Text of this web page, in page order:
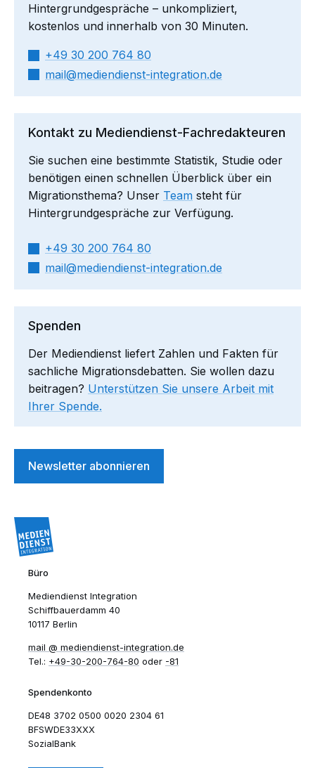
Hintergrundgespräche – unkompliziert,
kostenlos und innerhalb von 30 Minuten.
+49 30 200 764 80
mail​
mediendienst-integration.de
Kontakt zu Mediendienst-Fachredakteuren
Sie suchen eine bestimmte Statistik, Studie oder
benötigen einen schnellen Überblick über ein
Migrationsthema? Unser Team steht für
Hintergrundgespräche zur Verfügung.
+49 30 200 764 80
mail​
mediendienst-integration.de
Spenden
Der Mediendienst liefert Zahlen und Fakten für
sachliche Migrationsdebatten. Sie wollen dazu
beitragen? Unterstützen Sie unsere Arbeit mit
Ihrer Spende.
Newsletter abonnieren
Büro
Mediendienst Integration
Schiffbauerdamm 40
10117 Berlin
mail​
mediendienst-integration.de
Tel.: +49-30-200-764-80 oder -81
Spendenkonto
DE48 3702 0500 0020 2304 61
BFSWDE33XXX
SozialBank